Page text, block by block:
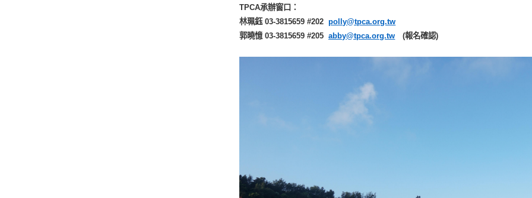
TPCA承辦窗口：
林珮鈺 03-3815659 #202polly@tpca.org.tw
郭曉憶 03-3815659 #205abby@tpca.org.tw (報名確認)